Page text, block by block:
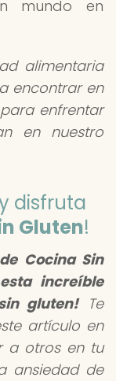
mundo en
alimentaria
encontrar en
enfrentar
en nuestro
disfruta
Gluten!
Cocina Sin
increíble
gluten!Te
artículo en
a otros en tu
ansiedad de